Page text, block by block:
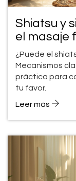
Shiatsu y
el masaje
¿Puede el
Mecanismos
práctica para
tu favor.
Leer más